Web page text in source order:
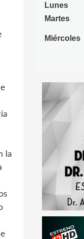
la
Lunes
Martes
Miércoles